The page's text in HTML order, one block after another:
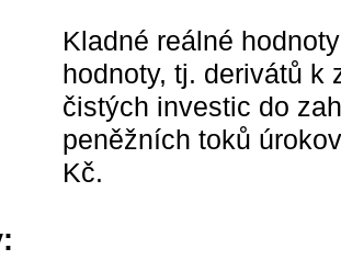
Kladné reálné
hodnoty, tj. derivátů k
čistých investic do
peněžních toků
Kč.